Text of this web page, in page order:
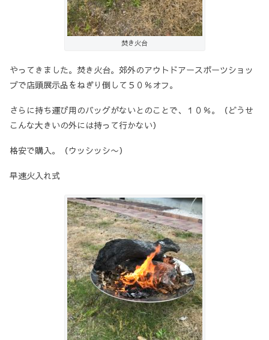
焚き火台
やってきました。焚き火台。郊外のアウトドアースポーツショッ
プで店頭展示品をねぎり倒して５０％オフ。
さらに持ち運び用のバッグがないとのことで、１０％。（どうせ
こんな大きいの外には持って行かない）
格安で購入。（ウッシッシ〜）
早速火入れ式